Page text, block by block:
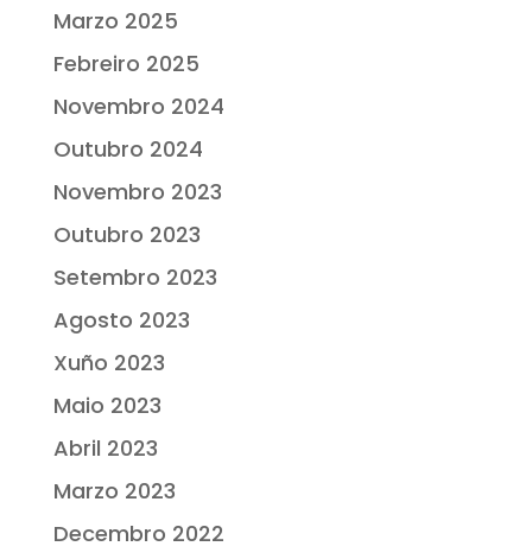
Marzo 2025
Febreiro 2025
Novembro 2024
Outubro 2024
Novembro 2023
Outubro 2023
Setembro 2023
Agosto 2023
Xuño 2023
Maio 2023
Abril 2023
Marzo 2023
Decembro 2022